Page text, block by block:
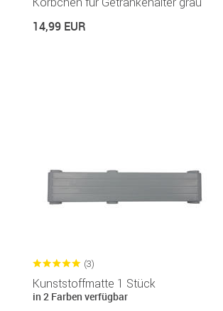
14,99 EUR
(3)
Kunststoffmatte 1 Stück
in 2 Farben verfügbar